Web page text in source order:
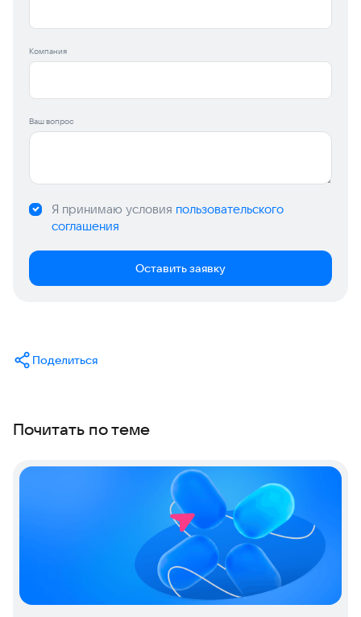
Компания
Ваш вопрос
Я принимаю условия пользовательского
соглашения
Оставить заявку
Поделиться
Почитать по теме